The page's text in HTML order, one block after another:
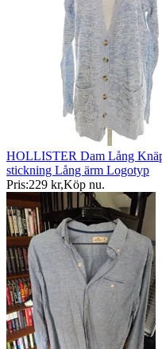
HOLLISTER Dam Lång
stickning Lång ärm Logotyp
Pris:229 kr,Köp nu.